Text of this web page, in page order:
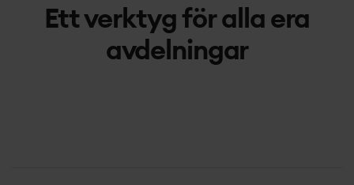
Ett verktyg för alla era
avdelningar